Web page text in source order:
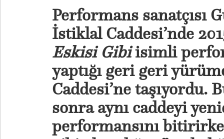
Performans sanatçısı
İstiklal Caddesi’nde
Eskisi Gibiisimli
yaptığı geri geri
Caddesi’ne taşıyordu.
sonra aynı caddeyi
performansını